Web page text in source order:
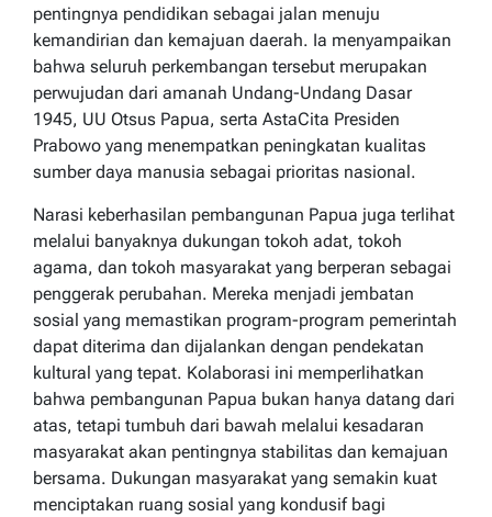
pentingnya pendidikan sebagai jalan menuju
kemandirian dan kemajuan daerah. Ia menyampaikan
bahwa seluruh perkembangan tersebut merupakan
perwujudan dari amanah Undang-Undang Dasar
1945, UU Otsus Papua, serta AstaCita Presiden
Prabowo yang menempatkan peningkatan kualitas
sumber daya manusia sebagai prioritas nasional.
Narasi keberhasilan pembangunan Papua juga terlihat
melalui banyaknya dukungan tokoh adat, tokoh
agama, dan tokoh masyarakat yang berperan sebagai
penggerak perubahan. Mereka menjadi jembatan
sosial yang memastikan program-program pemerintah
dapat diterima dan dijalankan dengan pendekatan
kultural yang tepat. Kolaborasi ini memperlihatkan
bahwa pembangunan Papua bukan hanya datang dari
atas, tetapi tumbuh dari bawah melalui kesadaran
masyarakat akan pentingnya stabilitas dan kemajuan
bersama. Dukungan masyarakat yang semakin kuat
menciptakan ruang sosial yang kondusif bagi